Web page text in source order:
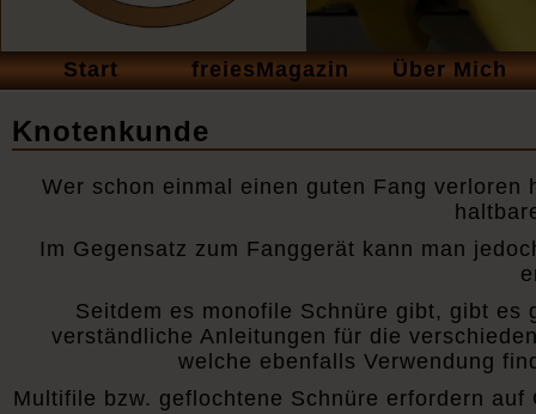
Navigation
überspringen
Start freiesMagazin Über Mich
Knotenkunde
Wer schon einmal einen guten Fang
Im Gegensatz zum Fanggerät kann man
Seitdem es monofile Schnüre gibt, gibt
verständliche Anleitungen für die
welche ebenfalls Verwendung
Multifile bzw. geflochtene Schnüre erfordern